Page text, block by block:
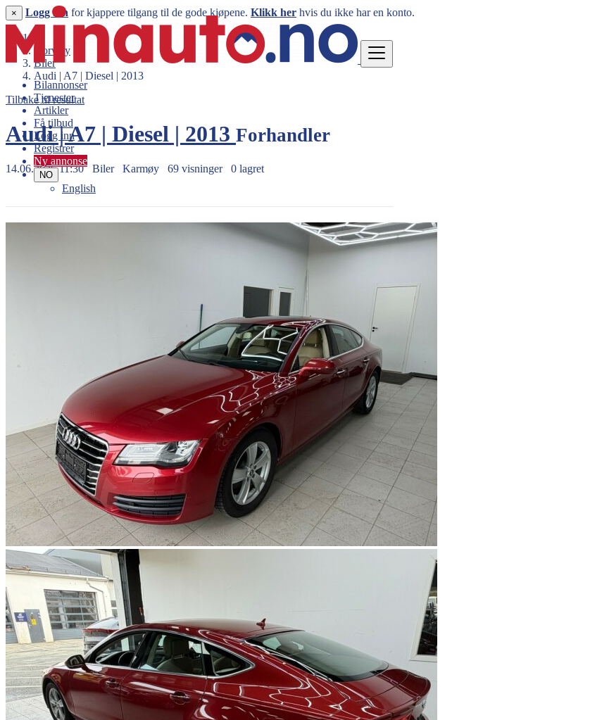
Bilannonser
Tjenester
Artikler
Få tilbud
Logg inn
Registrer
Ny annonse
NO
English
× Logg inn for kjappere tilgang til de gode kjøpene. Klikk her hvis du ikke har en konto.
Norway
Biler
Audi | A7 | Diesel | 2013
Tilbake til resultat
Audi | A7 | Diesel | 2013 Forhandler
14.06.2026 11:30 Biler Karmøy 69 visninger 0 lagret
249.900 kr